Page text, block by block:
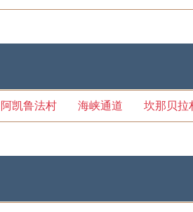
阿凯鲁法村 海峡通道 坎那贝拉